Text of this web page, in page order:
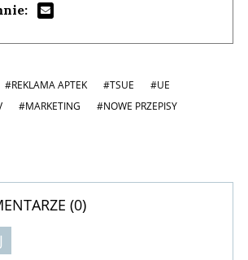
#REKLAMA APTEK #TSUE
#UE
#MARKETING #NOWE PRZEPISY
(0)